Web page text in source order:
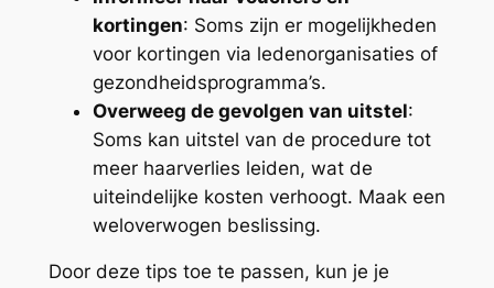
kortingen: Soms zijn er mogelijkheden
voor kortingen via ledenorganisaties of
gezondheidsprogramma’s.
Overweeg de gevolgen van uitstel:
Soms kan uitstel van de procedure tot
meer haarverlies leiden, wat de
uiteindelijke kosten verhoogt. Maak een
weloverwogen beslissing.
Door deze tips toe te passen, kun je je